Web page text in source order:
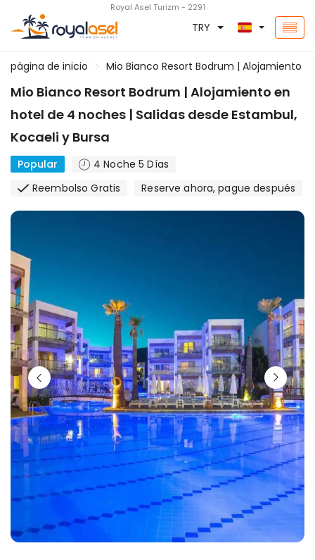
Royal Asel Turizm - 2291
TRY
página de inicio Mio Bianco Resort Bodrum | Alojamiento
Mio Bianco Resort Bodrum | Alojamiento en
hotel de 4 noches | Salidas desde Estambul,
Kocaeli y Bursa
Popular
4 Noche 5 Días
Reembolso Gratis
Reserve ahora, pague después